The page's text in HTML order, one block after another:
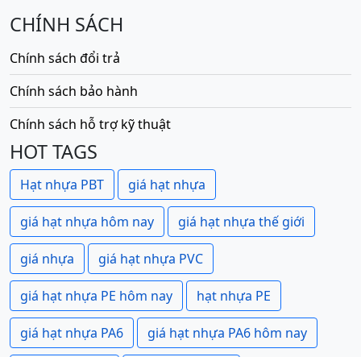
CHÍNH SÁCH
Chính sách đổi trả
Chính sách bảo hành
Chính sách hỗ trợ kỹ thuật
HOT TAGS
Hạt nhựa PBT giá hạt nhựa
giá hạt nhựa hôm nay giá hạt nhựa thế giới
giá nhựa giá hạt nhựa PVC
giá hạt nhựa PE hôm nay hạt nhựa PE
giá hạt nhựa PA6 giá hạt nhựa PA6 hôm nay